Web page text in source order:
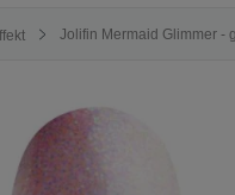
Jolifin Mermaid Glimmer -